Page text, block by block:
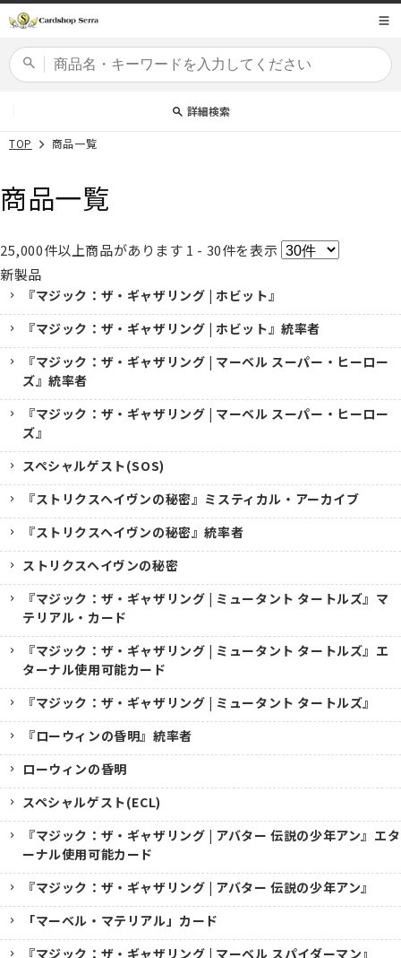
ンツに
詳細検索
商品コード
カードセット
TOP 商品一覧
商品一覧
25,000件以上商品があります 1 - 30件を表示
新製品
『マジック：ザ・ギャザリング | ホビット』
『マジック：ザ・ギャザリング | ホビット』統率者
『マジック：ザ・ギャザリング | マーベル スーパー・ヒーロー
ズ』統率者
『マジック：ザ・ギャザリング | マーベル スーパー・ヒーロー
ズ』
スペシャルゲスト(SOS)
『ストリクスヘイヴンの秘密』ミスティカル・アーカイブ
『ストリクスヘイヴンの秘密』統率者
ストリクスヘイヴンの秘密
『マジック：ザ・ギャザリング | ミュータント タートルズ』マ
テリアル・カード
『マジック：ザ・ギャザリング | ミュータント タートルズ』エ
ターナル使用可能カード
『マジック：ザ・ギャザリング | ミュータント タートルズ』
『ローウィンの昏明』統率者
ローウィンの昏明
スペシャルゲスト(ECL)
『マジック：ザ・ギャザリング | アバター 伝説の少年アン』エタ
ーナル使用可能カード
『マジック：ザ・ギャザリング | アバター 伝説の少年アン』
「マーベル・マテリアル」カード
『マジック：ザ・ギャザリング | マーベル スパイダーマン』